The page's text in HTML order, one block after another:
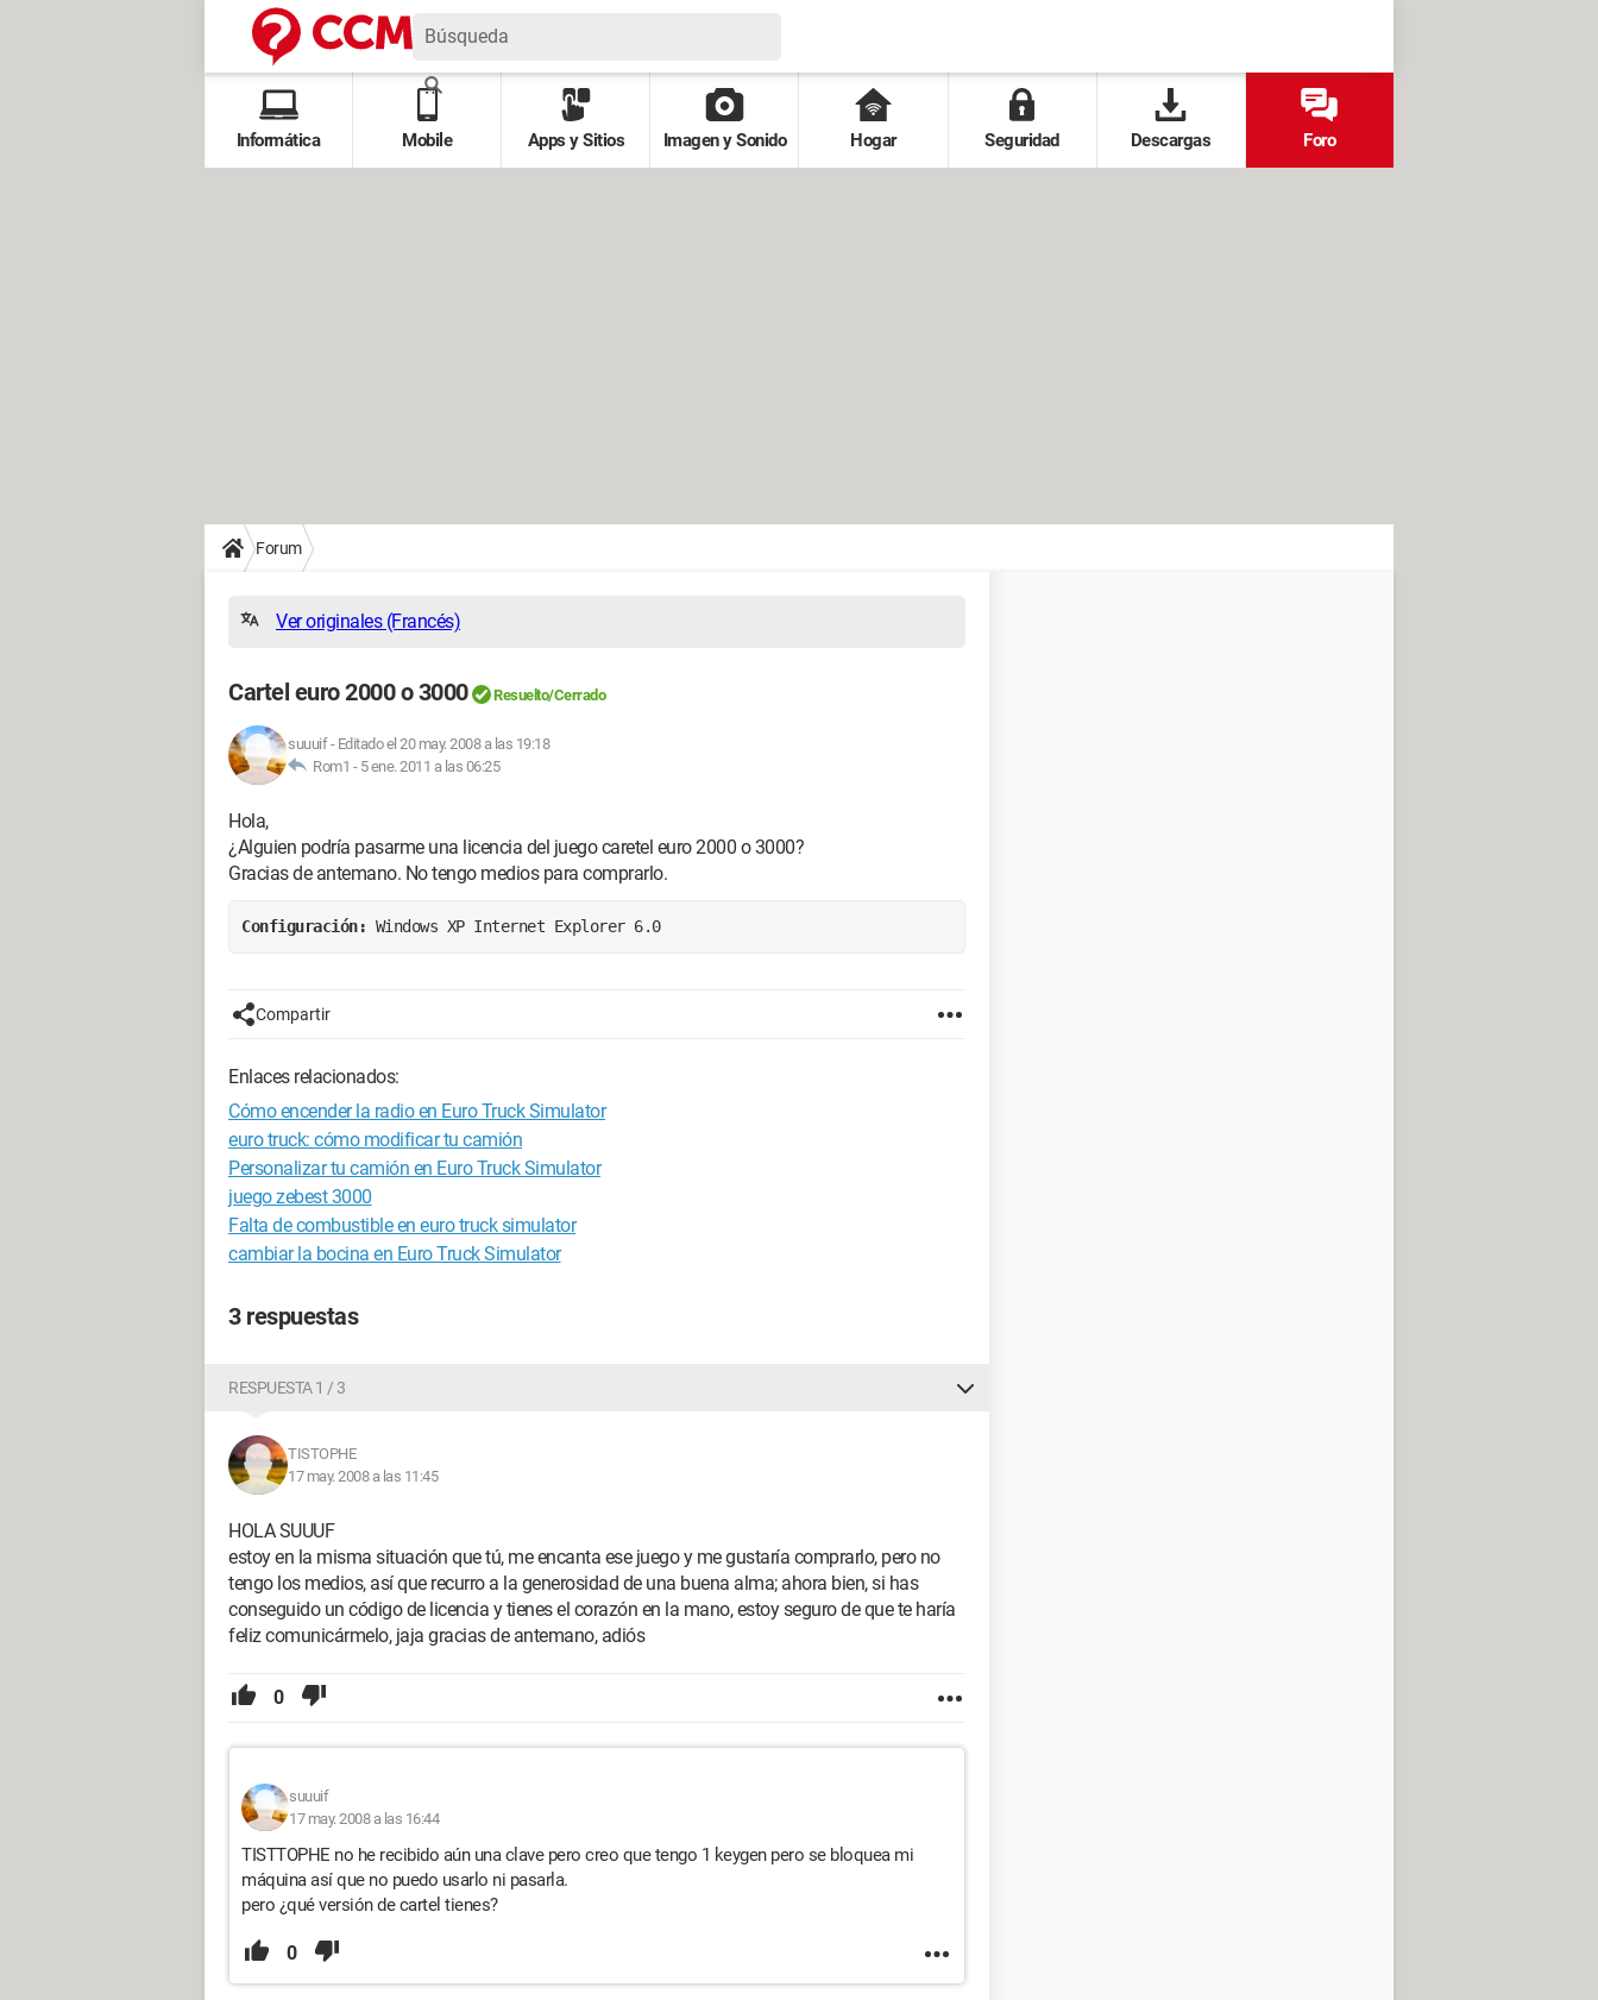
Informática Mobile Apps y Sitios Imagen y Sonido Hogar Seguridad Descargas Foro
Forum
Ver originales (Francés)
Cartel euro 2000 o 3000 Resuelto/Cerrado
suuuif- Editado el 20 may. 2008 a las 19:18
Rom1 - 5 ene. 2011 a las 06:25
Hola,
¿Alguien podría pasarme una licencia del juego caretel euro 2000 o 3000?
Gracias de antemano. No tengo medios para comprarlo.
Configuración: Windows XP Internet Explorer 6.0
Compartir
Enlaces relacionados:
Cómo encender la radio en Euro Truck Simulator
euro truck: cómo modificar tu camión
Personalizar tu camión en Euro Truck Simulator
juego zebest 3000
Falta de combustible en euro truck simulator
cambiar la bocina en Euro Truck Simulator
3 respuestas
RESPUESTA 1 / 3
TISTOPHE
17 may. 2008 a las 11:45
HOLA SUUUF
estoy en la misma situación que tú, me encanta ese juego y me gustaría comprarlo, pero no
tengo los medios, así que recurro a la generosidad de una buena alma; ahora bien, si has
conseguido un código de licencia y tienes el corazón en la mano, estoy seguro de que te haría
feliz comunicármelo, jaja gracias de antemano, adiós
0
suuuif
17 may. 2008 a las 16:44
TISTTOPHE no he recibido aún una clave pero creo que tengo 1 keygen pero se bloquea mi
máquina así que no puedo usarlo ni pasarla.
pero ¿qué versión de cartel tienes?
0